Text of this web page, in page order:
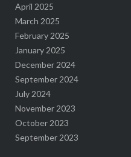
April 2025
March 2025
February 2025
January 2025
December 2024
September 2024
July 2024
November 2023
October 2023
September 2023